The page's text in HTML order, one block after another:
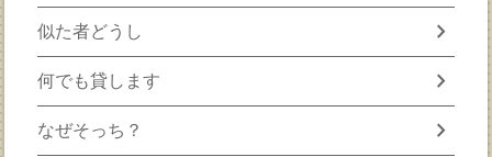
似た者どうし chevron_right
何でも貸します chevron_right
なぜそっち？ chevron_right